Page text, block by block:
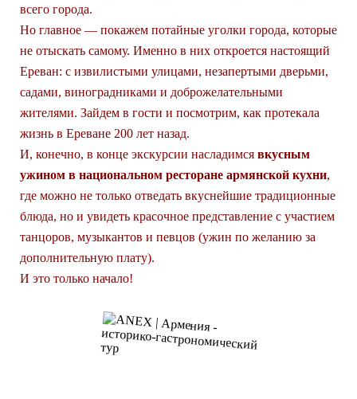
всего города.
Но главное — покажем потайные уголки города, которые
не отыскать самому. Именно в них откроется настоящий
Ереван: с извилистыми улицами, незапертыми дверьми,
садами, виноградниками и доброжелательными
жителями. Зайдем в гости и посмотрим, как протекала
жизнь в Ереване 200 лет назад.
И, конечно, в конце экскурсии насладимся вкусным
ужином в национальном ресторане армянской кухни,
где можно не только отведать вкуснейшие традиционные
блюда, но и увидеть красочное представление с участием
танцоров, музыкантов и певцов (ужин по желанию за
дополнительную плату).
И это только начало!